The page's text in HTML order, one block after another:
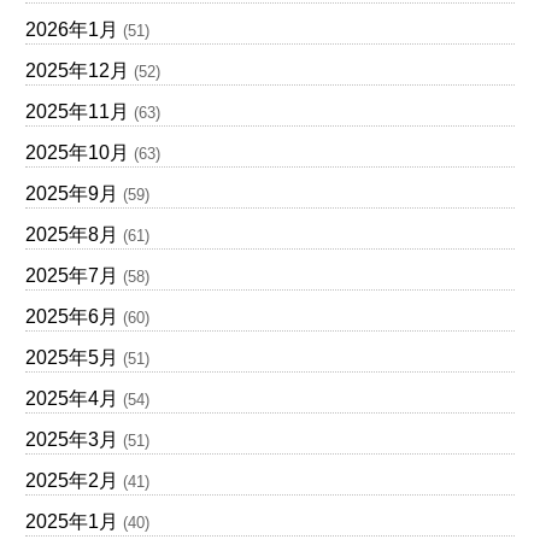
2026年1月 (51)
2025年12月 (52)
2025年11月 (63)
2025年10月 (63)
2025年9月 (59)
2025年8月 (61)
2025年7月 (58)
2025年6月 (60)
2025年5月 (51)
2025年4月 (54)
2025年3月 (51)
2025年2月 (41)
2025年1月 (40)